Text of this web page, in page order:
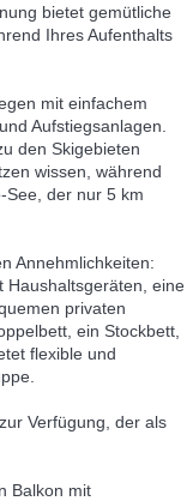
bietet gemütliche
Ihres Aufenthalts
mit einfachem
Aufstiegsanlagen.
den Skigebieten
wissen, während
See, der nur 5 km
Annehmlichkeiten:
Haushaltsgeräten, eine
privaten
ein Stockbett,
flexible und
Verfügung, der als
Balkon mit